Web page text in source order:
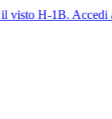
Accedi ai migliori